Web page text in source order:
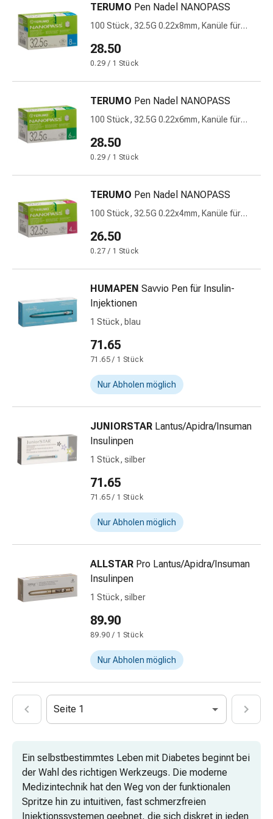
&
Krämpfe
Verstopfung
Medizinische
Hautpflege
Ekzeme
Juckreiz
Hühneraugen
&
Warzen
Nagel-
Fusspilz
Narbenbehandlung
Trockene
Haut
Unreine
Haut
Fieberblasen
Akne
Naturmittel
Bachblütentherapie
Pflanzenknospen
Homöopathie
Phytotherapie
Schüssler-
Salz
Spagyrika
Anthroposophika
Prostata
Nieren-
und
Schmerzen
Kopfschmerzen
&
Migräne
Muskel-
&
Schmerzmittel
Schmerztherapie
Kühlen
Wärmen
Stress
TERUMO Pen Nadel NANOPASS
100 Stück, 32.5G 0.22x8mm, Kanüle für
28.50
0.29 / 1 Stück
TERUMO Pen Nadel NANOPASS
100 Stück, 32.5G 0.22x6mm, Kanüle für
28.50
0.29 / 1 Stück
TERUMO Pen Nadel NANOPASS
100 Stück, 32.5G 0.22x4mm, Kanüle für
26.50
0.27 / 1 Stück
HUMAPEN Savvio Pen für Insulin-
Injektionen
1 Stück, blau
71.65
71.65 / 1 Stück
Nur Abholen möglich
JUNIORSTAR Lantus/Apidra/Insuman
Insulinpen
1 Stück, silber
71.65
71.65 / 1 Stück
Nur Abholen möglich
ALLSTAR Pro Lantus/Apidra/Insuman
Insulinpen
1 Stück, silber
89.90
89.90 / 1 Stück
Nur Abholen möglich
Seite 1
Ein selbstbestimmtes Leben mit Diabetes beginnt bei
der Wahl des richtigen Werkzeugs. Die moderne
Medizintechnik hat den Weg von der funktionalen
Spritze hin zu intuitiven, fast schmerzfreien
Injektionssystemen geebnet, die sich diskret in jeden